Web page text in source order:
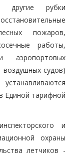
рубки
пожаров,
работы,
аэропортовых
воздушных судов)
Единой тарифной
и
охраны
летчиков -